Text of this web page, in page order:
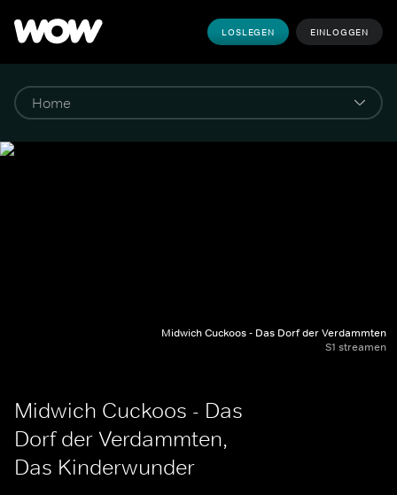
LOSLEGEN EINLOGGEN
Midwich Cuckoos - Das Dorf der Verdammten
S1 streamen
Midwich Cuckoos - Das
Dorf der Verdammten,
Das Kinderwunder